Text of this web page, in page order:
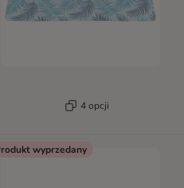
4 opcji
wyprzedany